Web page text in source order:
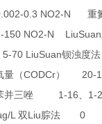
0.3 NO2-N 重
150 NO2-N LiuSuan
LiuSuan钡浊度法
量（CODCr） 20-
并三唑 1-16、
L 双 Liu腙法 0